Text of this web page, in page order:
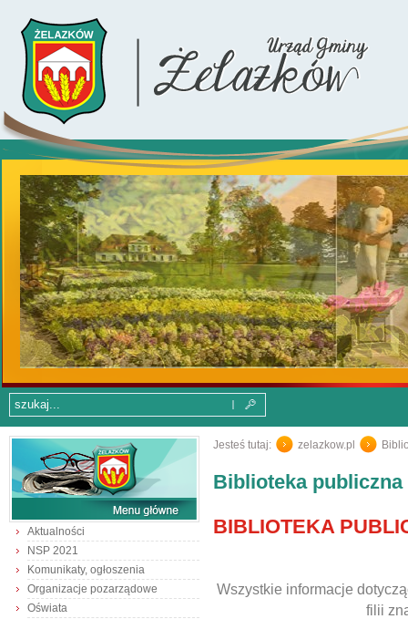
Aktualności
NSP 2021
Komunikaty, ogłoszenia
Organizacje pozarządowe
Oświata
Jesteś tutaj: zelazkow.pl
Biblioteka publiczna
BIBLIOTEKA
Wszystkie informacje
filii